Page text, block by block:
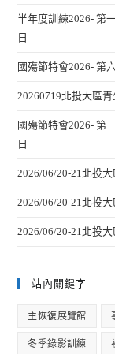
半年度訓練2026- 第
日
國殤節特會2026- 第
20260719北投大區
國殤節特會2026- 第
日
2026/06/20-21北投
2026/06/20-21北投
2026/06/20-21北投
站內關鍵字
主恢復展覽館
冬季錄影訓練